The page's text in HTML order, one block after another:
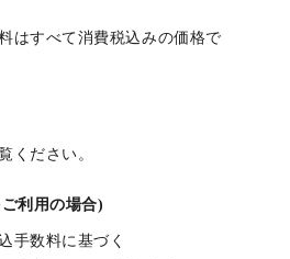
はすべて消費税込みの価格で
ください。
利用の場合)
手数料に基づく